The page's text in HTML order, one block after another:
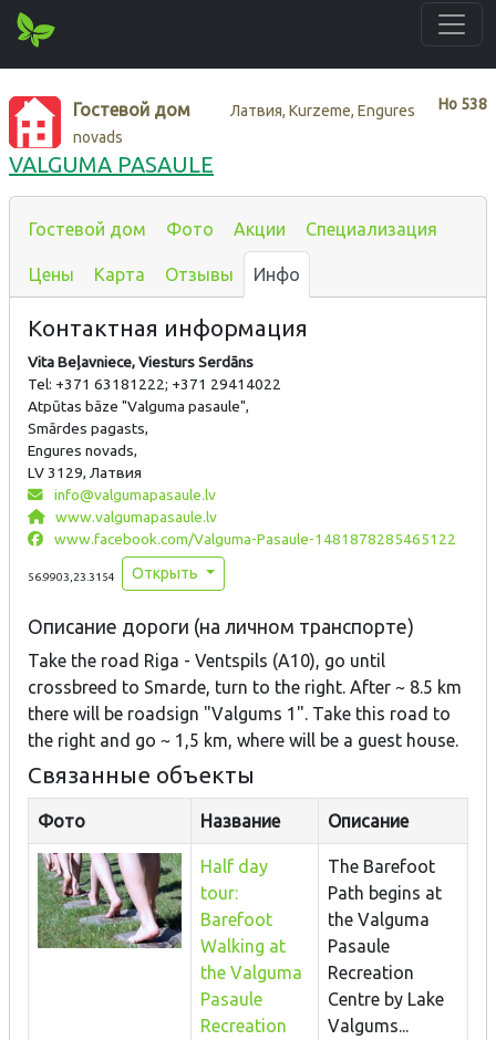
Нo 538
Гостевой дом
Латвия, Kurzeme, Engures
novads
VALGUMA PASAULE
Гостевой дом Фото Акции Специализация
Цены Карта Отзывы Инфо
Контактная информация
Vita Beļavniece, Viesturs Serdāns
Tel: +371 63181222; +371 29414022
Atpūtas bāze "Valguma pasaule",
Smārdes pagasts,
Engures novads,
LV 3129, Латвия
info@valgumapasaule.lv
www.valgumapasaule.lv
www.facebook.com/Valguma-Pasaule-1481878285465122
56.9903,23.3154 Открыть
Описание дороги (на личном транспорте)
Take the road Riga - Ventspils (A10), go until
crossbreed to Smarde, turn to the right. After ~ 8.5 km
there will be roadsign "Valgums 1". Take this road to
the right and go ~ 1,5 km, where will be a guest house.
Связанные объекты
Фото Название Описание
Half day
tour:
Barefoot
Walking at
the Valguma
Pasaule
Recreation
The Barefoot
Path begins at
the Valguma
Pasaule
Recreation
Centre by Lake
Valgums...